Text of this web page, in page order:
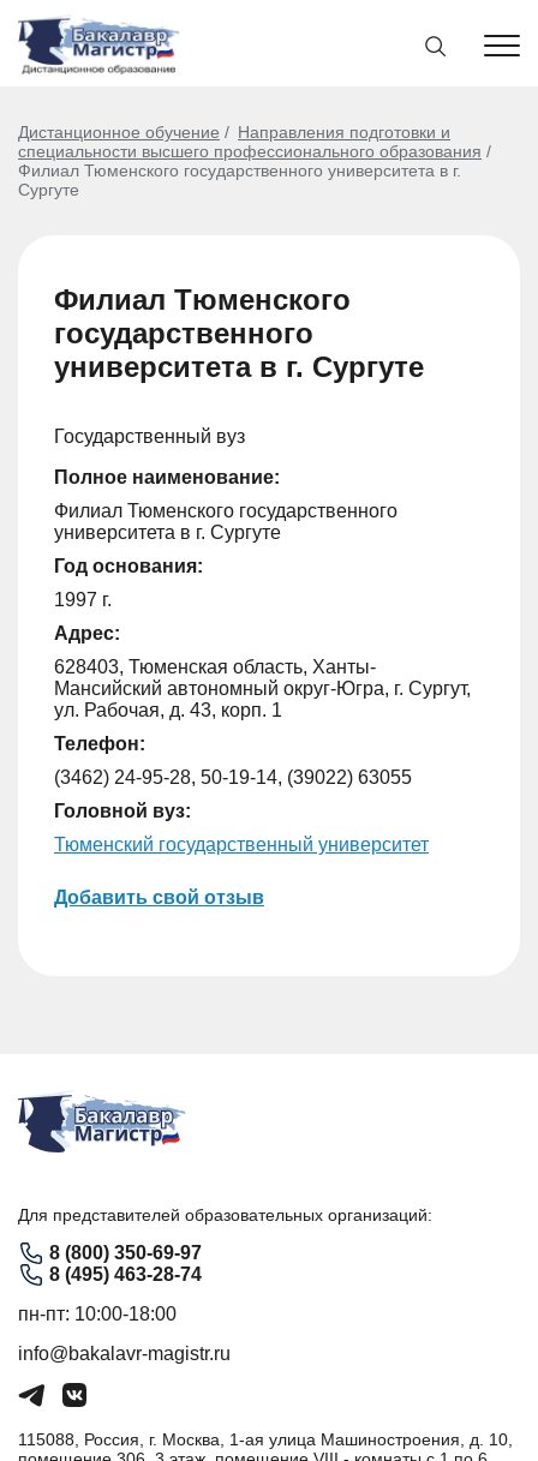
Дистанционное обучение
Направления подготовки и
специальности высшего профессионального образования
Филиал Тюменского государственного университета в г.
Сургуте
Филиал Тюменского
государственного
университета в г. Сургуте
Государственный вуз
Полное наименование:
Филиал Тюменского государственного
университета в г. Сургуте
Год основания:
1997 г.
Адрес:
628403, Тюменская область, Ханты-
Мансийский автономный округ-Югра, г. Сургут,
ул. Рабочая, д. 43, корп. 1
Телефон:
(3462) 24-95-28, 50-19-14, (39022) 63055
Головной вуз:
Тюменский государственный университет
Добавить свой отзыв
Для представителей образовательных организаций:
8 (800) 350-69-97
8 (495) 463-28-74
пн-пт: 10:00-18:00
info@bakalavr-magistr.ru
115088, Россия, г. Москва, 1-ая улица Машиностроения, д. 10,